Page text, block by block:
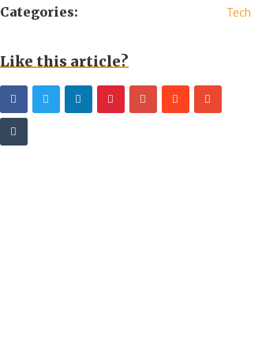
Categories: Tech
Like this article?